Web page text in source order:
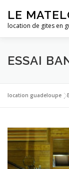
contenu
LE
location de gites en
ACCUEIL
LA
ESSAI
location guadeloupe |